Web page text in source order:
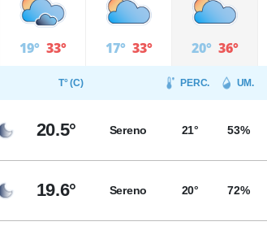
19° 33° 17° 33° 20° 36°
T° (C) PERC. UM.
20.5° Sereno 21° 53%
19.6° Sereno 20° 72%